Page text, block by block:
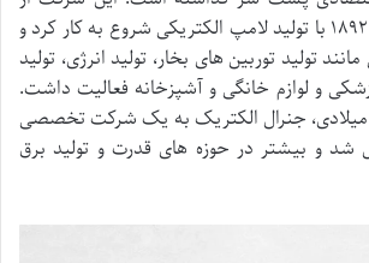
بنیان گذاری در سال ۱۸۹۲ با تولید لامپ الکتریکی شروع به کار کرد و
تولید توربین های بخار، تولید انرژی، تولید
و لوازم خانگی و آشپزخانه فعالیت داشت.
در دهه های ۷۰ و ۸۰ میلادی، جنرال الکتریک به یک شرکت تخصصی
شد و بیشتر در حوزه های قدرت و تولید برق